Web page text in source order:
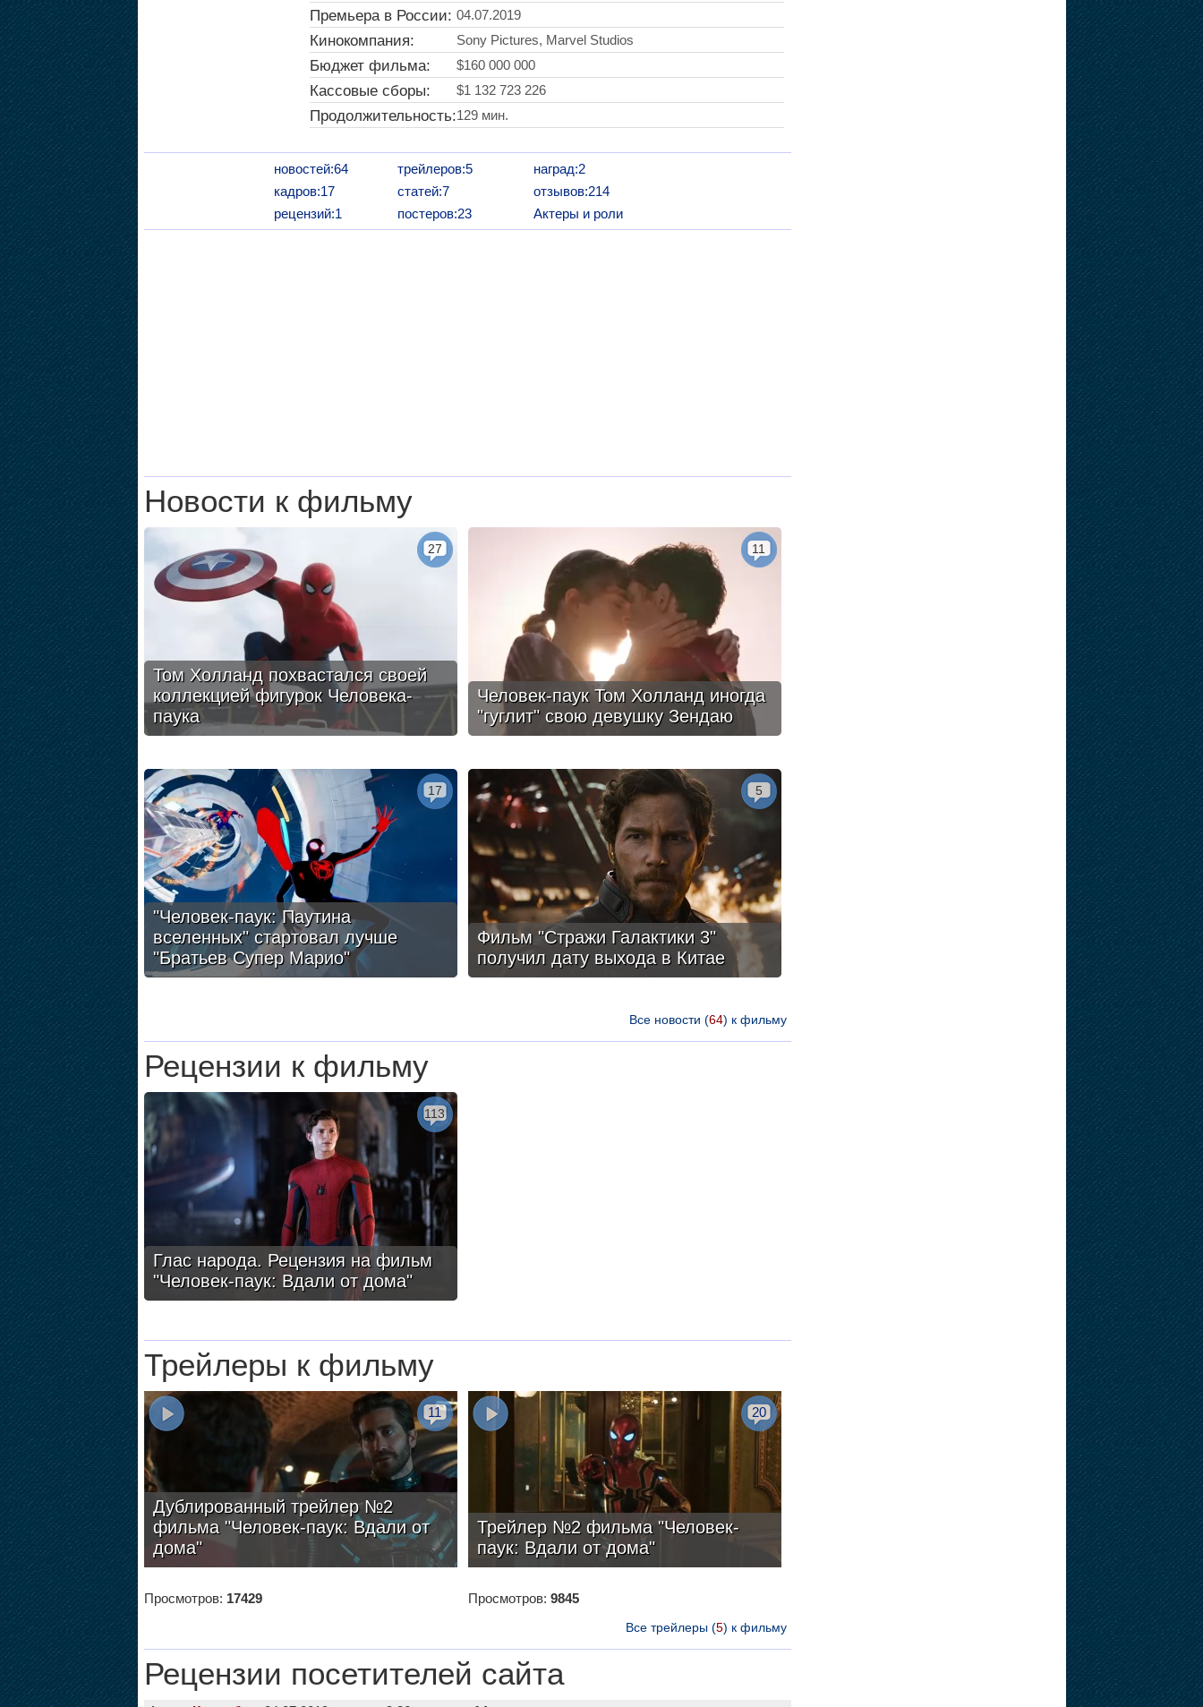
Премьера в России: 04.07.2019
Кинокомпания: Sony Pictures, Marvel Studios
Бюджет фильма: $160 000 000
Кассовые сборы: $1 132 723 226
Продолжительность:129 мин.
новостей:64
кадров:17
рецензий:1
трейлеров:5
статей:7
постеров:23
наград:2
отзывов:214
Актеры и роли
Новости к фильму
Том Холланд похвастался своей
коллекцией фигурок Человека-
паука
27
Человек-паук Том Холланд иногда
"гуглит" свою девушку Зендаю
11
"Человек-паук: Паутина
вселенных" стартовал лучше
"Братьев Супер Марио"
17
Фильм "Стражи Галактики 3"
получил дату выхода в Китае
5
Все новости (64) к фильму
Рецензии к фильму
Глас народа. Рецензия на фильм
"Человек-паук: Вдали от дома"
113
Трейлеры к фильму
Дублированный трейлер №2
фильма "Человек-паук: Вдали от
дома"
11
Просмотров: 17429
Трейлер №2 фильма "Человек-
паук: Вдали от дома"
20
Просмотров: 9845
Все трейлеры (5) к фильму
Рецензии посетителей сайта